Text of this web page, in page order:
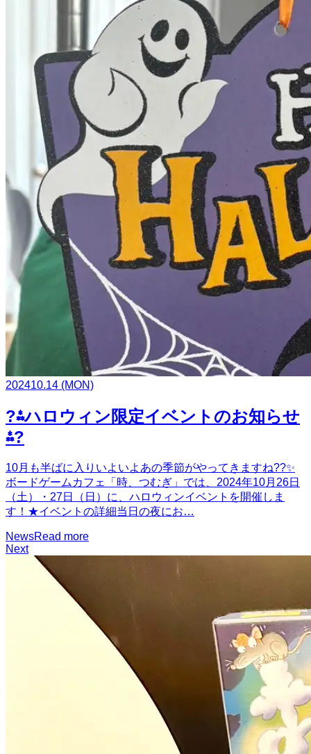
202410.14 (MON)
?⁂ハロウィン限定イベントのお知らせ
⁂?
10月も半ばに入りいよいよあの季節がやってきますね??✨
ボードゲームカフェ「時、つむぎ」では、2024年10月26日
（土）・27日（日）に、ハロウィンイベントを開催しま
す！★イベントの詳細当日の夜にお…
NewsRead more
Next